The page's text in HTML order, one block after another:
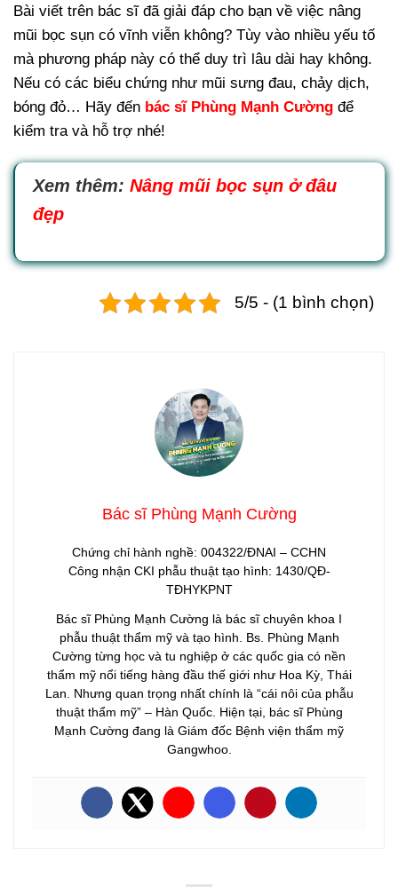
Bài viết trên bác sĩ đã giải đáp cho bạn về việc nâng
mũi bọc sụn có vĩnh viễn không? Tùy vào nhiều yếu tố
mà phương pháp này có thể duy trì lâu dài hay không.
Nếu có các biểu chứng như mũi sưng đau, chảy dịch,
bóng đỏ… Hãy đến bác sĩ Phùng Mạnh Cường để
kiểm tra và hỗ trợ nhé!
Xem thêm: Nâng mũi bọc sụn ở đâu
đẹp
5/5 - (1 bình chọn)
Bác sĩ Phùng Mạnh Cường
Chứng chỉ hành nghề: 004322/ĐNAI – CCHN
Công nhận CKI phẫu thuật tạo hình: 1430/QĐ-
TĐHYKPNT
Bác sĩ Phùng Mạnh Cường là bác sĩ chuyên khoa I
phẫu thuật thẩm mỹ và tạo hình. Bs. Phùng Mạnh
Cường từng học và tu nghiệp ở các quốc gia có nền
thẩm mỹ nổi tiếng hàng đầu thế giới như Hoa Kỳ, Thái
Lan. Nhưng quan trọng nhất chính là “cái nôi của phẫu
thuật thẩm mỹ” – Hàn Quốc. Hiện tại, bác sĩ Phùng
Mạnh Cường đang là Giám đốc Bệnh viện thẩm mỹ
Gangwhoo.